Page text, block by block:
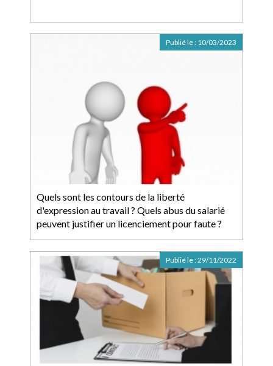
Quels sont les contours de la liberté
d'expression au travail ? Quels abus du salarié
peuvent justifier un licenciement pour faute ?
Publié le : 10/03/2023
Publié le :29/11/2022